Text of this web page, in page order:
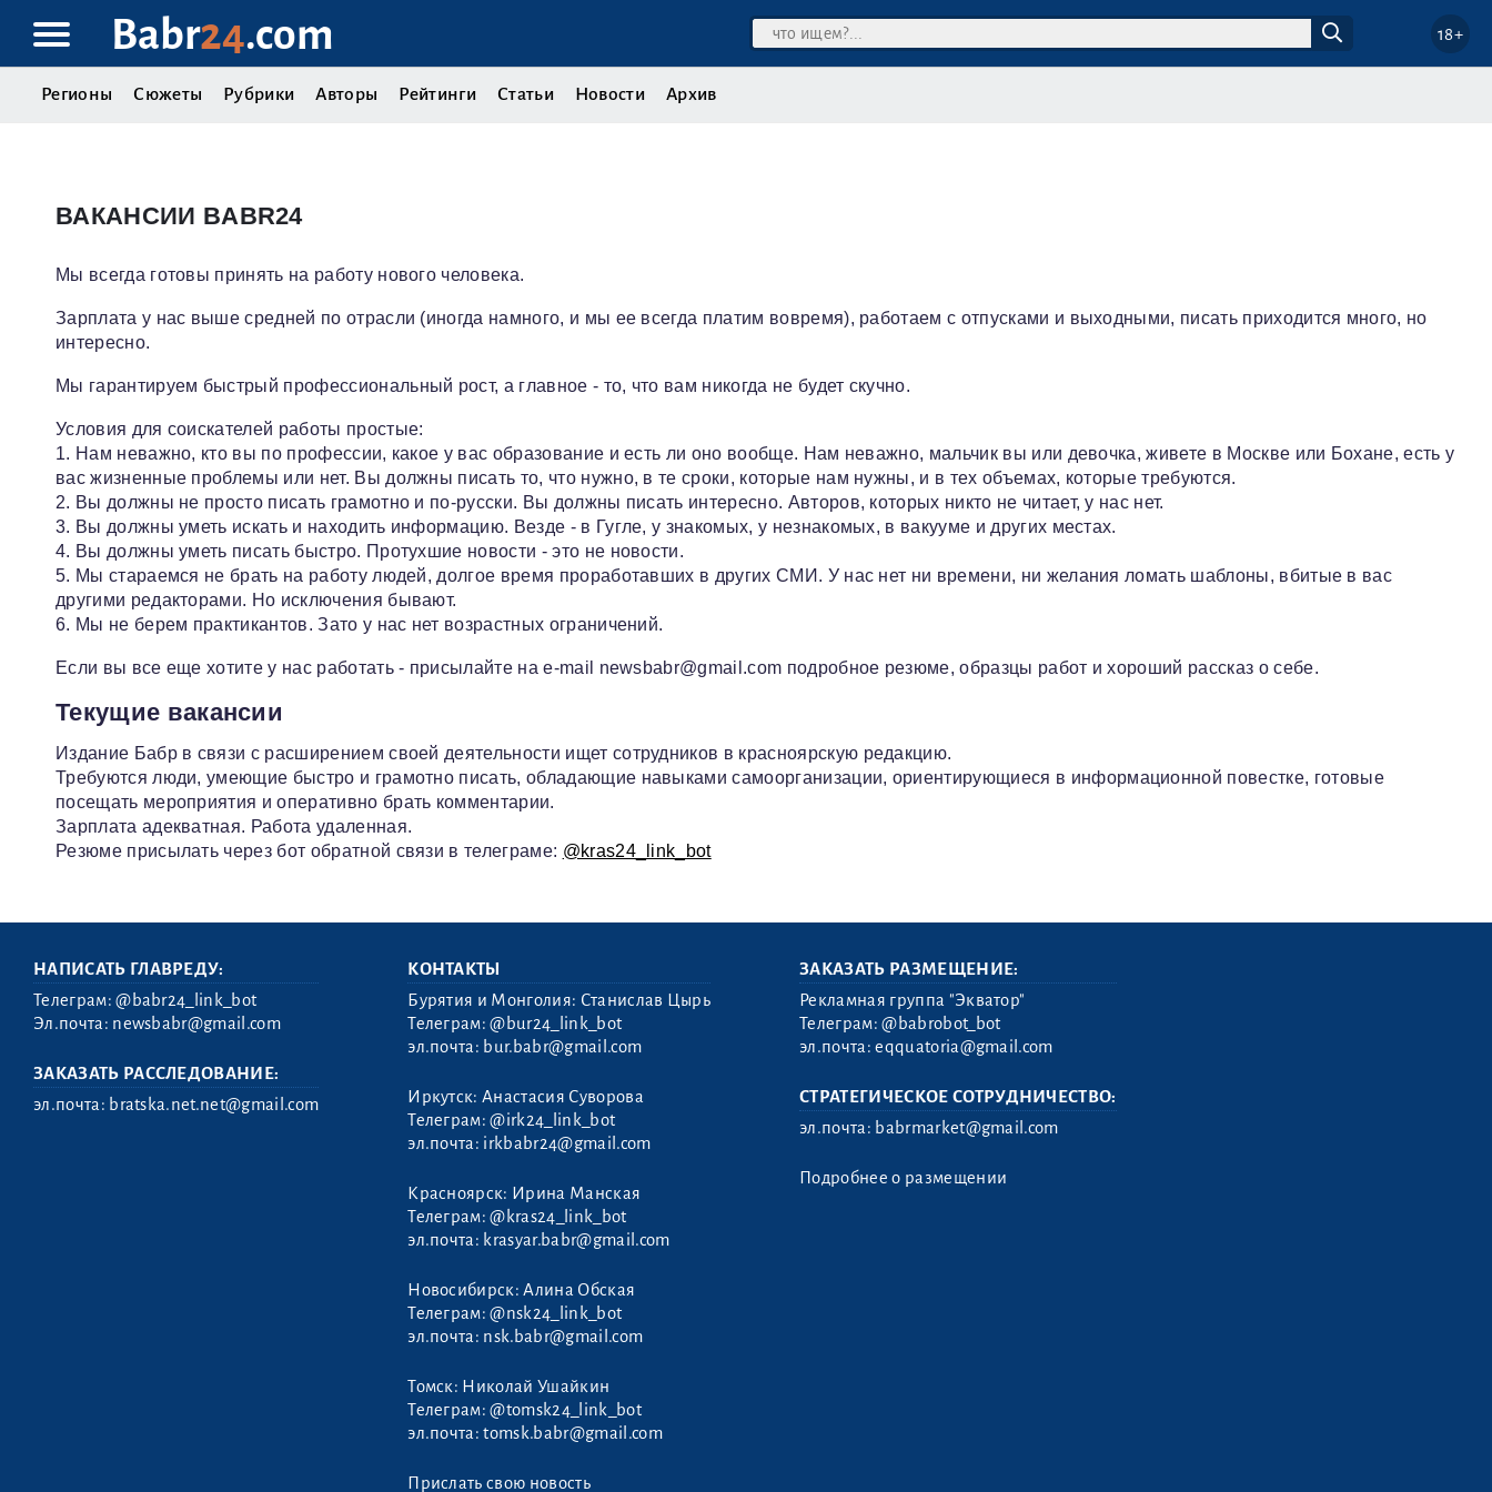
Babr24.com 18+
Регионы Сюжеты Рубрики Авторы Рейтинги Статьи Новости Архив
ВАКАНСИИ BABR24
Мы всегда готовы принять на работу нового человека.
Зарплата у нас выше средней по отрасли (иногда намного, и мы ее всегда платим вовремя), работаем c отпусками и выходными, писать приходится много, но
интересно.
Мы гарантируем быстрый профессиональный рост, а главное - то, что вам никогда не будет скучно.
Условия для соискателей работы простые:
1. Нам неважно, кто вы по профессии, какое у вас образование и есть ли оно вообще. Нам неважно, мальчик вы или девочка, живете в Москве или Бохане, есть у
вас жизненные проблемы или нет. Вы должны писать то, что нужно, в те сроки, которые нам нужны, и в тех объемах, которые требуются.
2. Вы должны не просто писать грамотно и по-русски. Вы должны писать интересно. Авторов, которых никто не читает, у нас нет.
3. Вы должны уметь искать и находить информацию. Везде - в Гугле, у знакомых, у незнакомых, в вакууме и других местах.
4. Вы должны уметь писать быстро. Протухшие новости - это не новости.
5. Мы стараемся не брать на работу людей, долгое время проработавших в других СМИ. У нас нет ни времени, ни желания ломать шаблоны, вбитые в вас
другими редакторами. Но исключения бывают.
6. Мы не берем практикантов. Зато у нас нет возрастных ограничений.
Если вы все еще хотите у нас работать - присылайте на e-mail newsbabr@gmail.com подробное резюме, образцы работ и хороший рассказ о себе.
Текущие вакансии
Издание Бабр в связи с расширением своей деятельности ищет сотрудников в красноярскую редакцию.
Требуются люди, умеющие быстро и грамотно писать, обладающие навыками самоорганизации, ориентирующиеся в информационной повестке, готовые
посещать мероприятия и оперативно брать комментарии.
Зарплата адекватная. Работа удаленная.
Резюме присылать через бот обратной связи в телеграме: @kras24_link_bot
НАПИСАТЬ ГЛАВРЕДУ:
Телеграм:@babr24_link_bot
Эл.почта: newsbabr@gmail.com
ЗАКАЗАТЬ РАССЛЕДОВАНИЕ:
эл.почта: bratska.net.net@gmail.com
КОНТАКТЫ
Бурятия и Монголия: Станислав Цырь
Телеграм:@bur24_link_bot
эл.почта: bur.babr@gmail.com
Иркутск: Анастасия Суворова
Телеграм:@irk24_link_bot
эл.почта: irkbabr24@gmail.com
Красноярск: Ирина Манская
Телеграм:@kras24_link_bot
эл.почта: krasyar.babr@gmail.com
Новосибирск: Алина Обская
Телеграм:@nsk24_link_bot
эл.почта: nsk.babr@gmail.com
Томск: Николай Ушайкин
Телеграм:@tomsk24_link_bot
эл.почта:tomsk.babr@gmail.com
Прислать свою новость
ЗАКАЗАТЬ РАЗМЕЩЕНИЕ:
Рекламная группа "Экватор"
Телеграм:@babrobot_bot
эл.почта:eqquatoria@gmail.com
СТРАТЕГИЧЕСКОЕ СОТРУДНИЧЕСТВО:
эл.почта: babrmarket@gmail.com
Подробнее о размещении